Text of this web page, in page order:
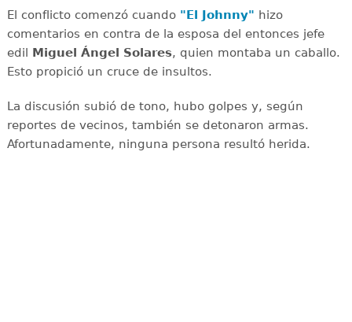
El conflicto comenzó cuando "El Johnny" hizo
comentarios en contra de la esposa del entonces jefe
edil Miguel Ángel Solares, quien montaba un caballo.
Esto propició un cruce de insultos.
La discusión subió de tono, hubo golpes y, según
reportes de vecinos, también se detonaron armas.
Afortunadamente, ninguna persona resultó herida.